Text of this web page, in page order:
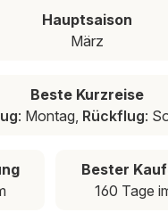
Hauptsaison
März
Beste Kurzreise
: Montag, Rückflug:
Bester
160 Tage